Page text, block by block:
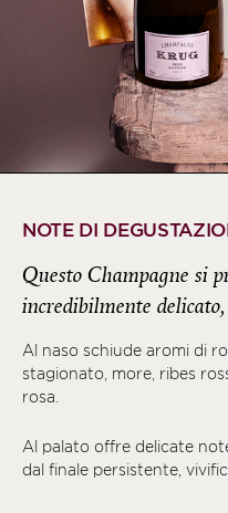
NOTE DI
Questo Champagne si
incredibilmente
Al naso schiude aromi di
stagionato, more, ribes
rosa.
Al palato offre delicate
dal finale persistente,